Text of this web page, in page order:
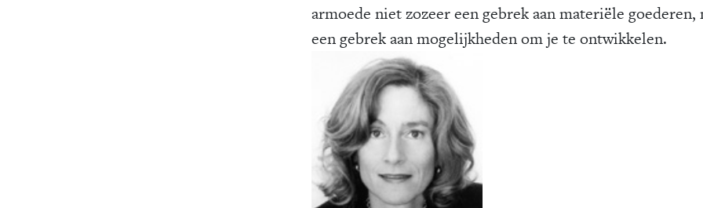
armoede niet zozeer een gebrek aan materiële goederen,
een gebrek aan mogelijkheden om je te ontwikkelen.